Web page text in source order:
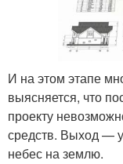
И на этом этапе
выясняется, что
проекту
средств. Выход —
небес на землю.